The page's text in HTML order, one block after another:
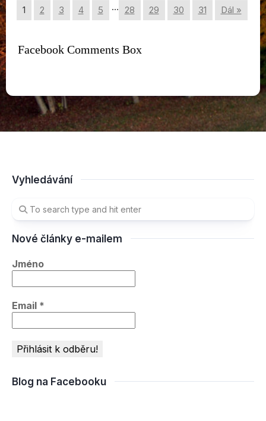
1 2 3 4 5 … 28 29 30 31 Dál »
Facebook Comments Box
Vyhledávání
Nové články e-mailem
Jméno
Email *
Blog na Facebooku